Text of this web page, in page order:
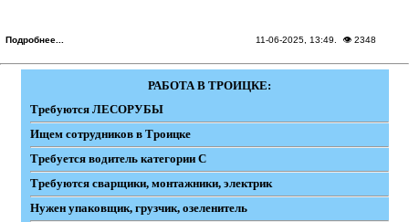
Подробнее... 11-06-2025, 13:49 . 👁 2348
РАБОТА В ТРОИЦКЕ:
Требуются ЛЕСОРУБЫ
Ищем сотрудников в Троицке
Требуется водитель категории С
Требуются сварщики, монтажники, электрик
Нужен упаковщик, грузчик, озеленитель